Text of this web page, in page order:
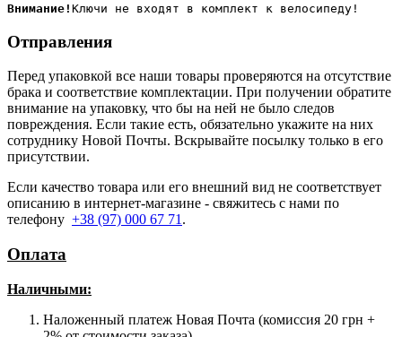
Внимание!
Отправления
Перед упаковкой все наши товары проверяются на отсутствие
брака и соответствие комплектации. При получении обратите
внимание на упаковку, что бы на ней не было следов
повреждения. Если такие есть, обязательно укажите на них
сотруднику Новой Почты. Вскрывайте посылку только в его
присутствии.
Если качество товара или его внешний вид не соответствует
описанию в интернет-магазине - свяжитесь с нами по
телефону +38 (97) 000 67 71 .
Оплата
Наличными:
Наложенный платеж Новая Почта (комиссия 20 грн +